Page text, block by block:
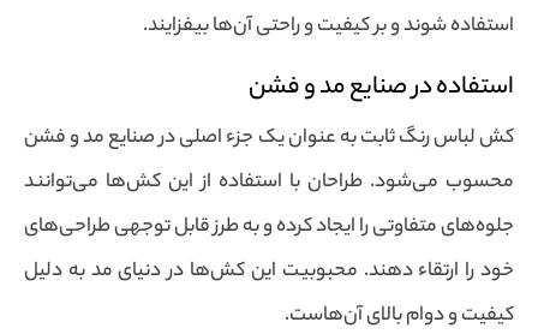
استفاده شوند و بر کیفیت و راحتی آن‌ها بیفزایند.
استفاده در صنایع مد و فشن
کش لباس رنگ ثابت به عنوان یک جزء اصلی در صنایع مد و فشن
محسوب می‌شود. طراحان با استفاده از این کش‌ها می‌توانند
جلوه‌های متفاوتی را ایجاد کرده و به طرز قابل توجهی طراحی‌های
خود را ارتقاء دهند. محبوبیت این کش‌ها در دنیای مد به دلیل
کیفیت و دوام بالای آن‌هاست.